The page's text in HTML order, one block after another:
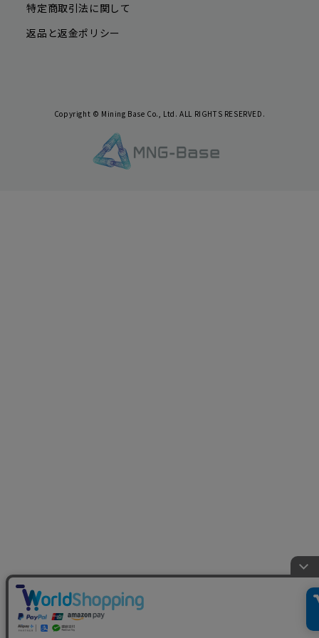
特定商取引法に関して
返品と返金ポリシー
Copyright © Mining Base Co., Ltd. ALL RIGHTS RESERVED.